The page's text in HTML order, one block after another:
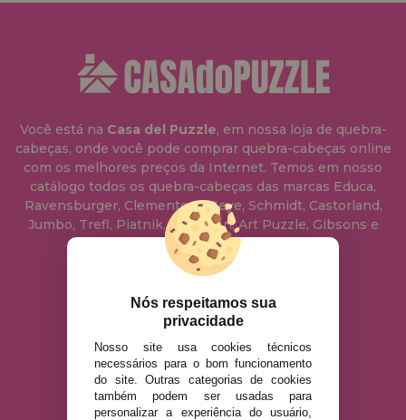
Você está na Casa del Puzzle, em nossa loja de quebra-
cabeças, onde você pode comprar quebra-cabeças online
com os melhores preços da Internet. Temos em nosso
catálogo todos os quebra-cabeças das marcas Educa,
Ravensburger, Clementoni, Heye, Schmidt, Castorland,
Jumbo, Trefl, Piatnik, Anatolian, Art Puzzle, Gibsons e
muito mais.
info@casadopuzzle.pt
AVISO LEGAL
POLÍTICA DE PRIVACIDADE
POLÍTICA DE COOKIES
Nós respeitamos sua
privacidade
Nosso site usa cookies técnicos
necessários para o bom funcionamento
do site. Outras categorias de cookies
também podem ser usadas para
personalizar a experiência do usuário,